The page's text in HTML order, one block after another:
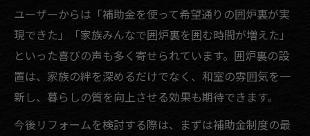
ユーザーからは「補助金を使って希望通りの囲炉裏が実
現できた」「家族みんなで囲炉裏を囲む時間が増えた」
といった喜びの声も多く寄せられています。囲炉裏の設
置は、家族の絆を深めるだけでなく、和室の雰囲気を一
新し、暮らしの質を向上させる効果も期待できます。
今後リフォームを検討する際は、まずは補助金制度の最